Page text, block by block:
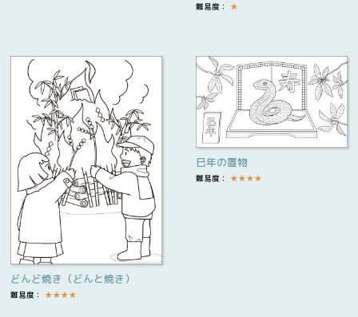
難易度： ★
どんど焼き（どんと焼き）
難易度： ★★★★
巳年の置物
難易度： ★★★★